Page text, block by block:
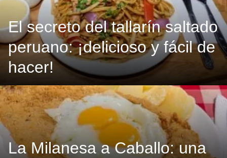
El secreto del tallarín saltado
peruano: ¡delicioso y fácil de
hacer!
La Milanesa a Caballo: una